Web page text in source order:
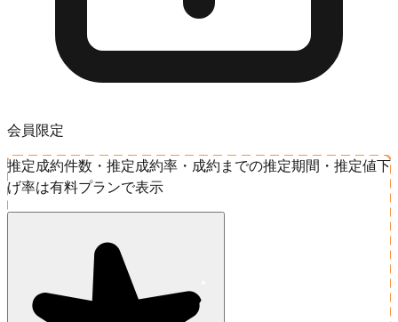
会員限定
推定成約件数・推定成約率・成約までの推定期間・推定値下
げ率は有料プランで表示